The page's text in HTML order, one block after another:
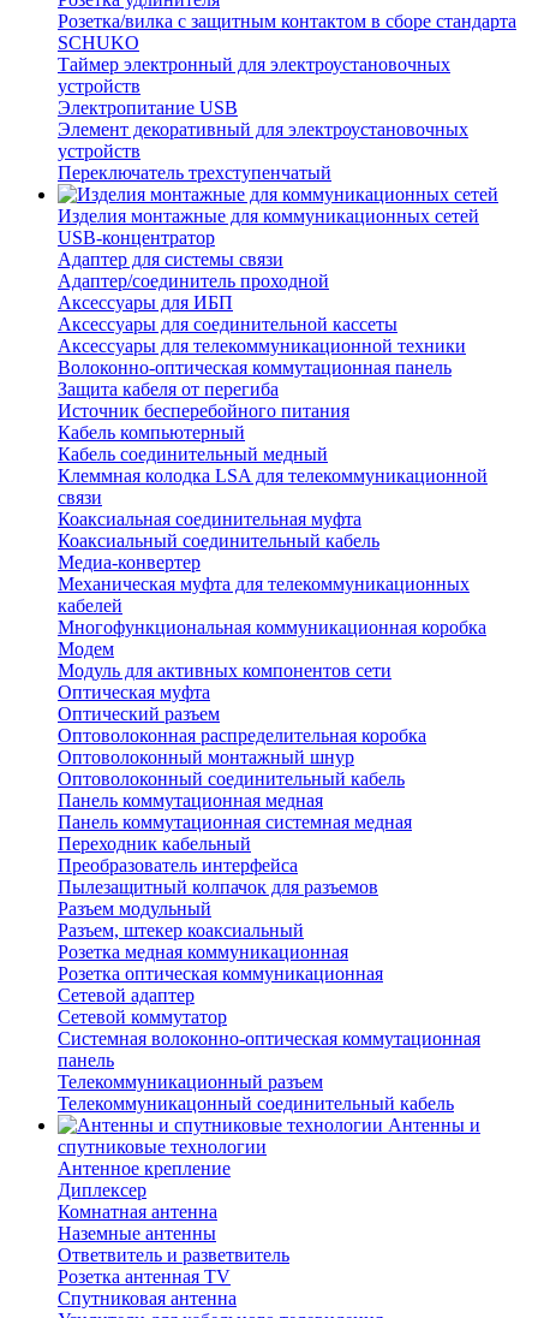
Розетка/вилка с защитным контактом в сборе стандарта
SCHUKO
Таймер электронный для электроустановочных
устройств
Электропитание USB
Элемент декоративный для электроустановочных
устройств
Переключатель трехступенчатый
Изделия монтажные для коммуникационных сетей
USB-концентратор
Адаптер для системы связи
Адаптер/соединитель проходной
Аксессуары для ИБП
Аксессуары для соединительной кассеты
Аксессуары для телекоммуникационной техники
Волоконно-оптическая коммутационная панель
Защита кабеля от перегиба
Источник бесперебойного питания
Кабель компьютерный
Кабель соединительный медный
Клеммная колодка LSA для телекоммуникационной
связи
Коаксиальная соединительная муфта
Коаксиальный соединительный кабель
Медиа-конвертер
Механическая муфта для телекоммуникационных
кабелей
Многофункциональная коммуникационная коробка
Модем
Модуль для активных компонентов сети
Оптическая муфта
Оптический разъем
Оптоволоконная распределительная коробка
Оптоволоконный монтажный шнур
Оптоволоконный соединительный кабель
Панель коммутационная медная
Панель коммутационная системная медная
Переходник кабельный
Преобразователь интерфейса
Пылезащитный колпачок для разъемов
Разъем модульный
Разъем, штекер коаксиальный
Розетка медная коммуникационная
Розетка оптическая коммуникационная
Сетевой адаптер
Сетевой коммутатор
Системная волоконно-оптическая коммутационная
панель
Телекоммуникационный разъем
Телекоммуникацонный соединительный кабель
Антенны и
спутниковые технологии
Антенное крепление
Диплексер
Комнатная антенна
Наземные антенны
Ответвитель и разветвитель
Розетка антенная TV
Спутниковая антенна